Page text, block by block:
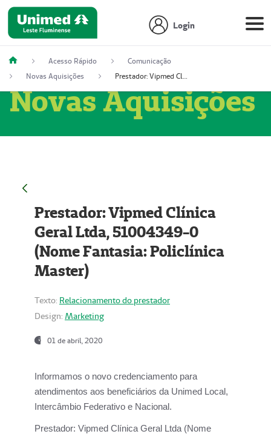
Login
Acesso Rápido
Comunicação
Novas Aquisições
Prestador: Vipmed Clínica Geral Ltda, 51004349-0 (Nome Fantasia: Policlínica Master)
Novas Aquisições
Prestador: Vipmed Clínica
Geral Ltda, 51004349-0
(Nome Fantasia: Policlínica
Master)
Texto: Relacionamento do prestador
Design: Marketing
01 de abril, 2020
Informamos o novo credenciamento para
atendimentos aos beneficiários da Unimed Local,
Intercâmbio Federativo e Nacional.
Prestador: Vipmed Clínica Geral Ltda (Nome